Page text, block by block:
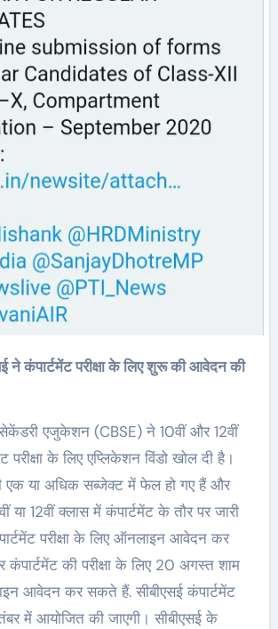
ने कंपार्टमेंट परीक्षा के लिए शुरू की आवेदन की
एजुकेशन (CBSE) ने 10वीं और 12वीं
परीक्षा के लिए एप्लिकेशन विंडो खोल दी है।
एक या अधिक सब्जेक्ट में फेल हो गए हैं और
या 12वीं क्लास में कंपार्टमेंट के तौर पर जारी
परीक्षा के लिए ऑनलाइन आवेदन कर
कंपार्टमेंट की परीक्षा के लिए 20 अगस्त शाम
आवेदन कर सकते हैं. सीबीएसई कंपार्टमेंट
में आयोजित की जाएगी। सीबीएसई के